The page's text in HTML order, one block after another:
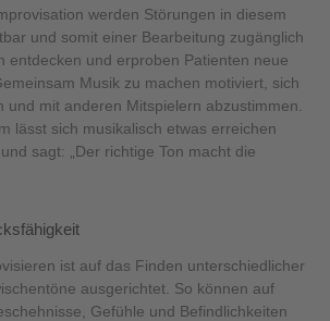
werden Störungen in diesem
und somit einer Bearbeitung zugänglich
entdecken und erproben Patienten neue
Musik zu machen motiviert, sich
und mit anderen Mitspielern abzustimmen.
lässt sich musikalisch etwas erreichen
sagt: „Der richtige Ton macht die
ist auf das Finden unterschiedlicher
ausgerichtet. So können auf
Gefühle und Befindlichkeiten